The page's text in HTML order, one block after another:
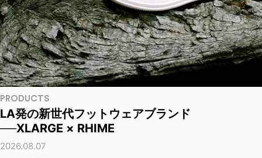
PRODUCTS
LA発の新世代フットウェアブランド
──XLARGE × RHIME
2026.08.07